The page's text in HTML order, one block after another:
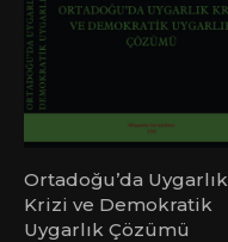
Ortadoğu’da Uygarlık
Krizi ve Demokratik
Uygarlık Çözümü